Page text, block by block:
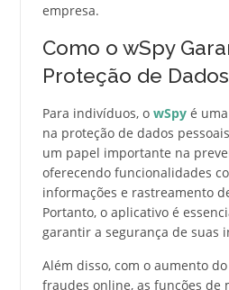
empresa.
Como o wSpy
Proteção de
Para indivíduos, o wSpyé uma
na proteção de dados
um papel importante na
oferecendo funcionalidades
informações e rastreamento
Portanto, o aplicativo é
garantir a segurança de suas
Além disso, com o aumento
fraudes online, as funções de